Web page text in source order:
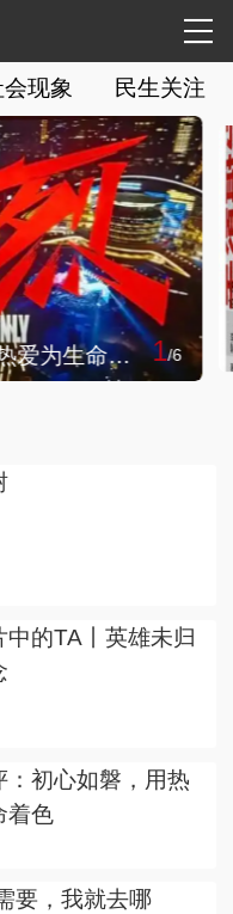
现象 民生关注
中新网评：初心如磐，用热爱为生命着色 1/6
中的TA丨英雄未归
：初心如磐，用热
着色
要，我就去哪